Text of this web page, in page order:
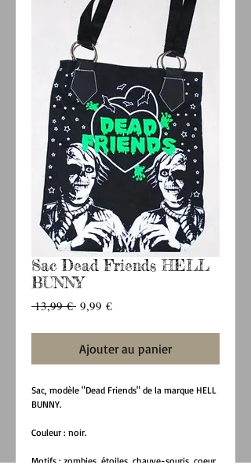
Sac Dead Friends HELL
BUNNY
13,99 € Prix
9,99 €Prix
Ajouter au panier
Sac, modèle "Dead Friends" de la marque HELL
BUNNY.
Couleur : noir.
Motifs : zombies, étoiles, chauve-souris, coeur